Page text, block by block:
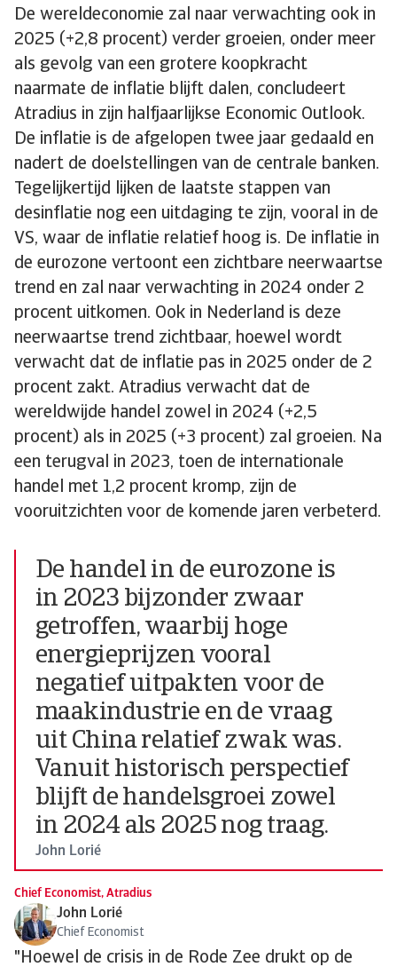
De wereldeconomie zal naar verwachting ook in
2025 (+2,8 procent) verder groeien, onder meer
als gevolg van een grotere koopkracht
naarmate de inflatie blijft dalen, concludeert
Atradius in zijn halfjaarlijkse Economic Outlook.
De inflatie is de afgelopen twee jaar gedaald en
nadert de doelstellingen van de centrale banken.
Tegelijkertijd lijken de laatste stappen van
desinflatie nog een uitdaging te zijn, vooral in de
VS, waar de inflatie relatief hoog is. De inflatie in
de eurozone vertoont een zichtbare neerwaartse
trend en zal naar verwachting in 2024 onder 2
procent uitkomen. Ook in Nederland is deze
neerwaartse trend zichtbaar, hoewel wordt
verwacht dat de inflatie pas in 2025 onder de 2
procent zakt. Atradius verwacht dat de
wereldwijde handel zowel in 2024 (+2,5
procent) als in 2025 (+3 procent) zal groeien. Na
een terugval in 2023, toen de internationale
handel met 1,2 procent kromp, zijn de
vooruitzichten voor de komende jaren verbeterd.
De handel in de eurozone is
in 2023 bijzonder zwaar
getroffen, waarbij hoge
energieprijzen vooral
negatief uitpakten voor de
maakindustrie en de vraag
uit China relatief zwak was.
Vanuit historisch perspectief
blijft de handelsgroei zowel
in 2024 als 2025 nog traag.
John Lorié
Chief Economist, Atradius
John Lorié
Chief Economist
"Hoewel de crisis in de Rode Zee drukt op de